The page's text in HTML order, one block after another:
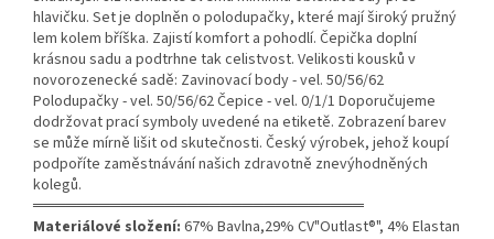
hlavičku. Set je doplněn o polodupačky, které mají široký pružný
lem kolem bříška. Zajistí komfort a pohodlí. Čepička doplní
krásnou sadu a podtrhne tak celistvost. Velikosti kousků v
novorozenecké sadě: Zavinovací body - vel. 50/56/62
Polodupačky - vel. 50/56/62 Čepice - vel. 0/1/1 Doporučujeme
dodržovat prací symboly uvedené na etiketě. Zobrazení barev
se může mírně lišit od skutečnosti. Český výrobek, jehož koupí
podpoříte zaměstnávání našich zdravotně znevýhodněných
kolegů.
══════════════════════════════
Materiálové složení: 67% Bavlna,29% CV"Outlast®", 4% Elastan